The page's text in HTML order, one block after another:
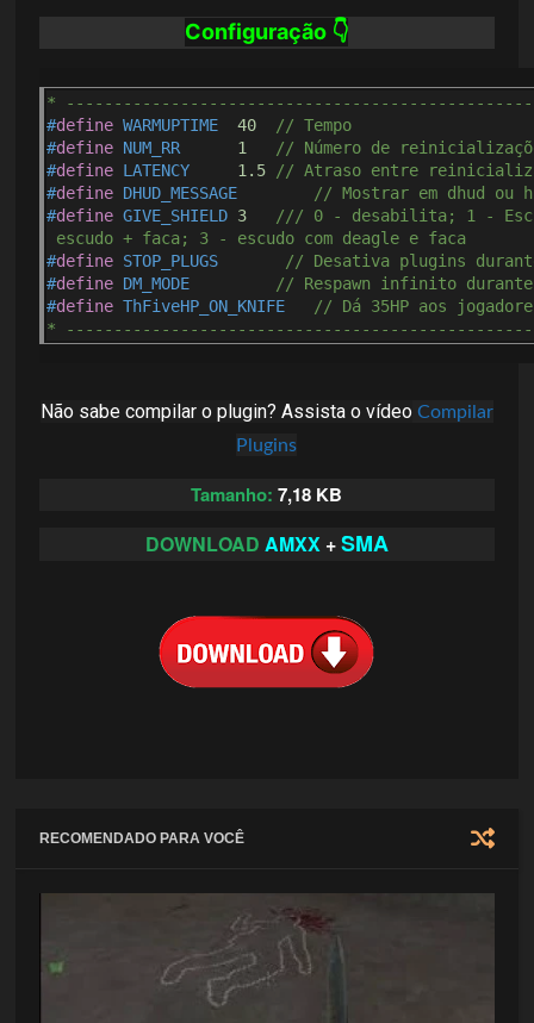
Configuração 👇
*
#define WARMUPTIME 40
// Tempo
#define NUM_RR 1
// Número de
#define LATENCY 1.5
// Atraso entre
#define DHUD_MESSAGE // Mostrar em dhud ou
#define GIVE_SHIELD 3
/// 0 - desabilita; 1 -
escudo + faca; 3 - escudo com deagle e faca
#define STOP_PLUGS // Desativa plugins
#define DM_MODE // Respawn infinito
#define ThFiveHP_ON_KNIFE // Dá 35HP aos
*
Não sabe compilar o plugin? Assista o vídeo Compilar
Plugins
Tamanho: 7,18 KB
DOWNLOAD AMXX +SMA
RECOMENDADO PARA VOCÊ